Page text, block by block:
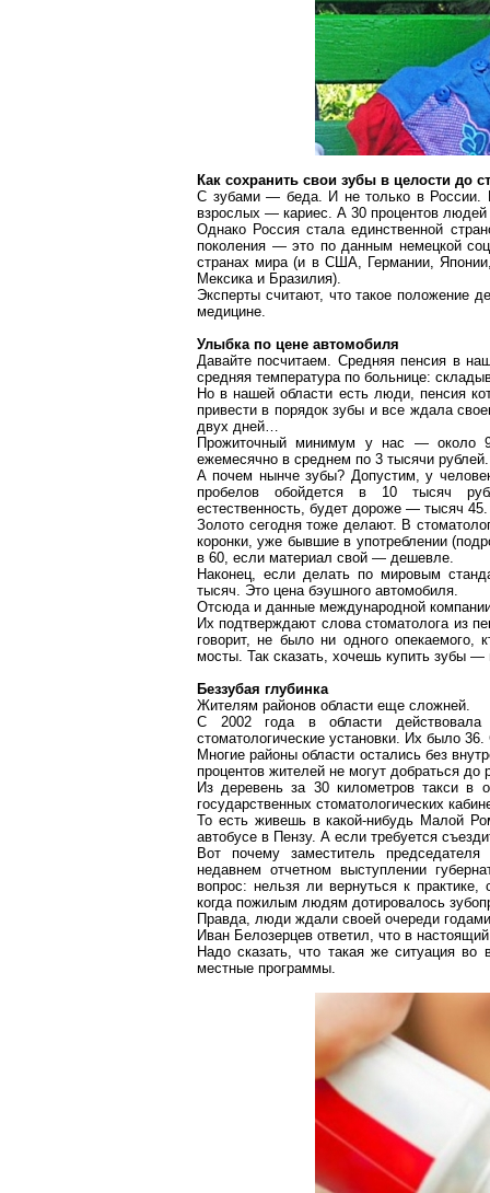
Как сохранить свои зубы в целости до
С зубами — беда. И не только в России.
взрослых — кариес. А 30 процентов
Однако Россия стала единственной
поколения — это по данным немецкой
странах мира (и в США, Германии,
Мексика и Бразилия).
Эксперты считают, что такое положение
медицине.
Улыбка по цене автомобиля
Давайте посчитаем. Средняя пенсия в
средняя температура по больнице:
Но в нашей области есть люди, пенсия
привести в порядок зубы и все ждала
двух дней…
Прожиточный минимум у нас — около 9
ежемесячно в среднем по 3 тысячи рублей.
А почем нынче зубы? Допустим, у
пробелов обойдется в 10 тысяч
естественность, будет дороже — тысяч 45.
Золото сегодня тоже делают. В
коронки, уже бывшие в употреблении
в 60, если материал свой — дешевле.
Наконец, если делать по мировым
тысяч. Это цена бэушного автомобиля.
Отсюда и данные международной
Их подтверждают слова стоматолога из
говорит, не было ни одного
мосты. Так сказать, хочешь купить зубы —
Беззубая глубинка
Жителям районов области еще сложней.
С 2002 года в области
стоматологические установки. Их было
Многие районы области остались без
процентов жителей не могут добраться до
Из деревень за 30 километровтакси в
государственных стоматологических
То есть живешь в какой-нибудь Малой
автобусе в Пензу. А если требуется
Вот почему заместитель
недавнем отчетном выступлении
вопрос: нельзя ли вернуться к
когда пожилым людям дотировалось
Правда, люди ждали своей очереди
Иван Белозерцев ответил, что в
Надо сказать, что такая же ситуация во
местные программы.